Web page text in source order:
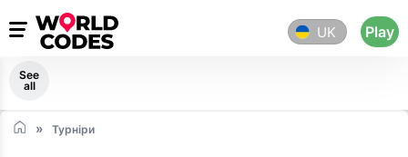
UK Play
See
all
Турніри